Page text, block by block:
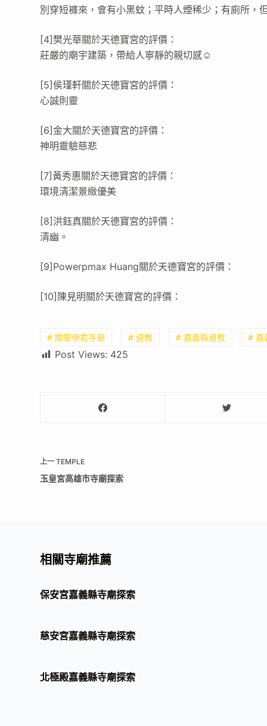
別穿短褲來，會有小黑蚊；平時人煙稀少；有廁所，
[4]樊光華關於天德寶宮的評價：
莊嚴的廟宇建築，帶給人寧靜的親切感☺
[5]侯瑾軒關於天德寶宮的評價：
心誠則靈
[6]金大關於天德寶宮的評價：
神明靈驗慈悲
[7]黃秀惠關於天德寶宮的評價：
環境清潔景緻優美
[8]洪鈺真關於天德寶宮的評價：
清幽。
[9]Powerpmax Huang關於天德寶宮的評價：
[10]陳見明關於天德寶宮的評價：
# 關聖帝君寺廟 # 道教 # 嘉義縣道教 # 嘉
Post Views: 425
上一TEMPLE
玉皇宮高雄市寺廟探索
相關寺廟推薦
保安宮嘉義縣寺廟探索
慈安宮嘉義縣寺廟探索
北極殿嘉義縣寺廟探索